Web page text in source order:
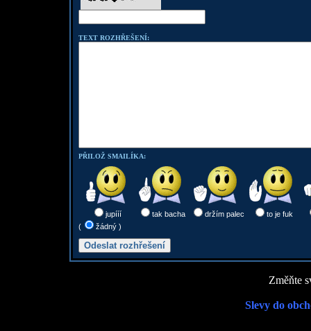
TEXT ROZHŘEŠENÍ:
PŘILOŽ SMAILÍKA:
jupííí tak bacha držím palec
to je fuk
(
žádný )
Změňte
Slevy do